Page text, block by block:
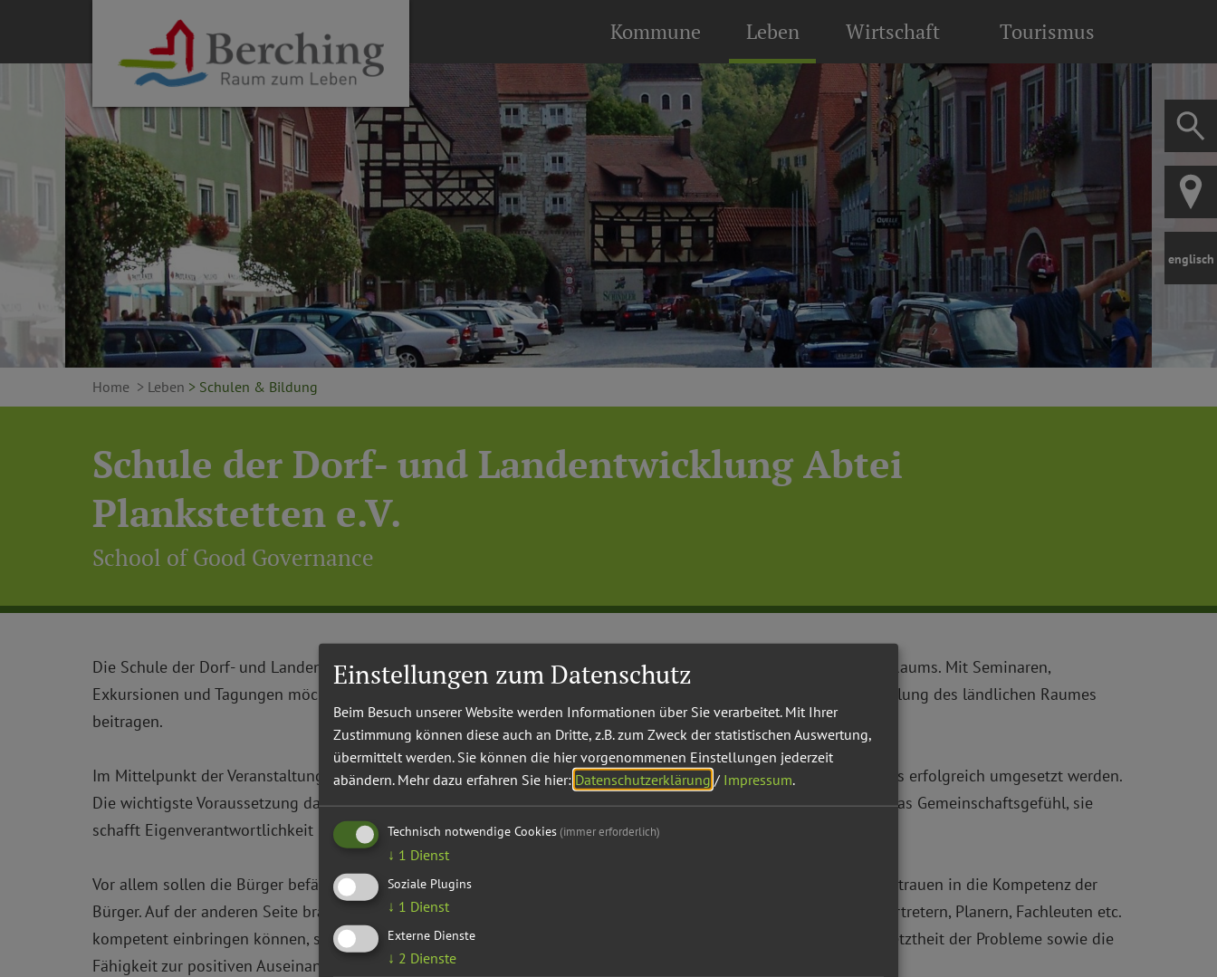
Kommune Leben Wirtschaft Tourismus
englisch
Home > Leben > Schulen & Bildung
Schule der Dorf- und Landentwicklung Abtei
Plankstetten e.V.
School of Good Governance
Die Schule der Dorf- und Landentwicklung (SDL) ist eine Bildungseinrichtung für die Entwicklung des ländlichen Raums. Mit Seminaren,
Exkursionen und Tagungen möchte die SDL zu einer eigenständigen, eigendynamischen und nachhaltigen Entwicklung des ländlichen Raumes
beitragen.
Im Mittelpunkt der Veranstaltungen stehen die Bürger, denn nur wenn ein Projekt von vielen getragen wird, kann es erfolgreich umgesetzt werden.
Die wichtigste Voraussetzung dafür ist eine intensive Bürgerbeteiligung von Anfang an. Bürgerbeteiligung stärkt das Gemeinschaftsgefühl, sie
schafft Eigenverantwortlichkeit und Identifikation mit der eigenen Heimat.
Vor allem sollen die Bürger befähigt werden, bei den Planungen mitzuwirken. Das erfordert auf der einen Seite Vertrauen in die Kompetenz der
Bürger. Auf der anderen Seite braucht es Schulung und Information. Damit sich die Bürger gegenüber Behördenvertretern, Planern, Fachleuten etc.
kompetent einbringen können, sind fachliche Grundkenntnisse, ein Verständnis für die Zusammenhänge und Vernetztheit der Probleme sowie die
Fähigkeit zur positiven Auseinandersetzung mit anderen Meinungen („Streitkultur”) erforderlich.
Einstellungen zum Datenschutz
Beim Besuch unserer Website werden Informationen über Sie verarbeitet. Mit Ihrer
Zustimmung können diese auch an Dritte, z.B. zum Zweck der statistischen Auswertung,
übermittelt werden. Sie können die hier vorgenommenen Einstellungen jederzeit
abändern. Mehr dazu erfahren Sie hier: Datenschutzerklärung / Impressum.
Technisch notwendige Cookies (immer erforderlich)
↓ 1 Dienst
Soziale Plugins
↓ 1 Dienst
Externe Dienste
↓ 2 Dienste